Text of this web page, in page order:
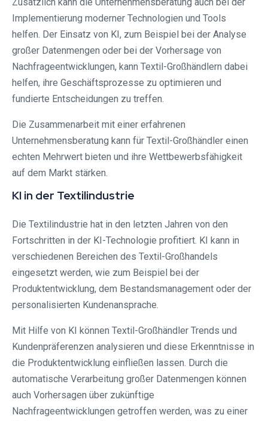
Implementierung moderner Technologien und Tools
helfen. Der Einsatz von KI, zum Beispiel bei der Analyse
großer Datenmengen oder bei der Vorhersage von
Nachfrageentwicklungen, kann Textil-Großhändlern dabei
helfen, ihre Geschäftsprozesse zu optimieren und
fundierte Entscheidungen zu treffen.
Die Zusammenarbeit mit einer erfahrenen
Unternehmensberatung kann für Textil-Großhändler einen
echten Mehrwert bieten und ihre Wettbewerbsfähigkeit
auf dem Markt stärken.
KI in der Textilindustrie
Die Textilindustrie hat in den letzten Jahren von den
Fortschritten in der KI-Technologie profitiert. KI kann in
verschiedenen Bereichen des Textil-Großhandels
eingesetzt werden, wie zum Beispiel bei der
Produktentwicklung, dem Bestandsmanagement oder der
personalisierten Kundenansprache.
Mit Hilfe von KI können Textil-Großhändler Trends und
Kundenpräferenzen analysieren und diese Erkenntnisse in
die Produktentwicklung einfließen lassen. Durch die
automatische Verarbeitung großer Datenmengen können
auch Vorhersagen über zukünftige
Nachfrageentwicklungen getroffen werden, was zu einer